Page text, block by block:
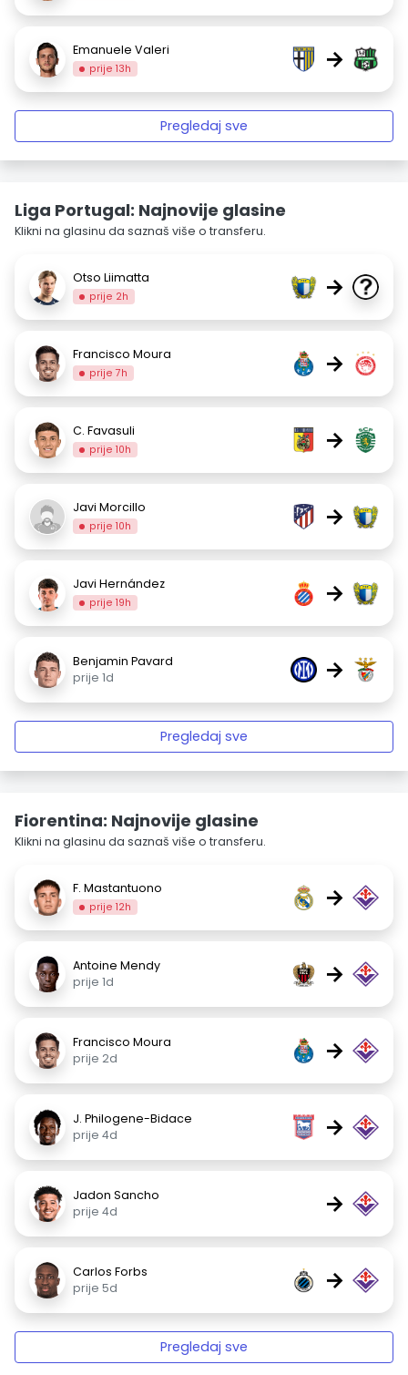
Emanuele Valeri
prije 13h →
Pregledaj sve
Liga Portugal: Najnovije glasine
Klikni na glasinu da saznaš više o transferu.
Otso Liimatta
prije 2h →
Francisco Moura
prije 7h →
C. Favasuli
prije 10h →
Javi Morcillo
prije 10h →
Javi Hernández
prije 19h →
Benjamin Pavard
prije 1d
→
Pregledaj sve
Fiorentina: Najnovije glasine
Klikni na glasinu da saznaš više o transferu.
F. Mastantuono
prije 12h →
Antoine Mendy
prije 1d
→
Francisco Moura
prije 2d
→
J. Philogene-Bidace
prije 4d
→
Jadon Sancho
prije 4d
→
Carlos Forbs
prije 5d
→
Pregledaj sve